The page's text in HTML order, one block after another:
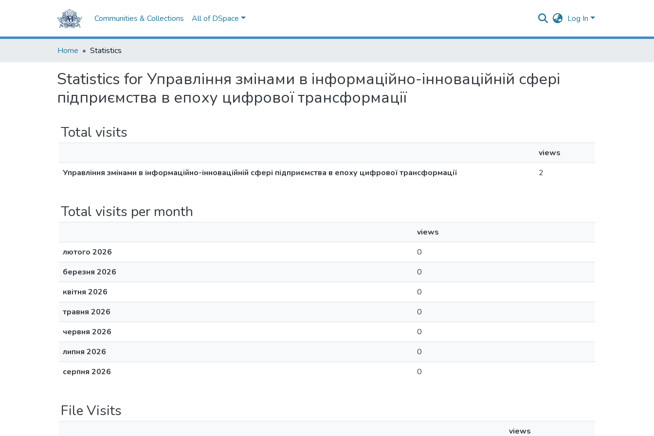
Communities & Collections All of DSpace Log In
Home Statistics
Statistics for Управління змінами в інформаційно-інноваційній сфері
підприємства в епоху цифрової трансформації
Total visits
views
Управління змінами в інформаційно-інноваційній сфері підприємства в епоху цифрової трансформації
2
Total visits per month
views
лютого 2026
0
березня 2026
0
квітня 2026
0
травня 2026
0
червня 2026
0
липня 2026
0
серпня 2026
0
File Visits
views